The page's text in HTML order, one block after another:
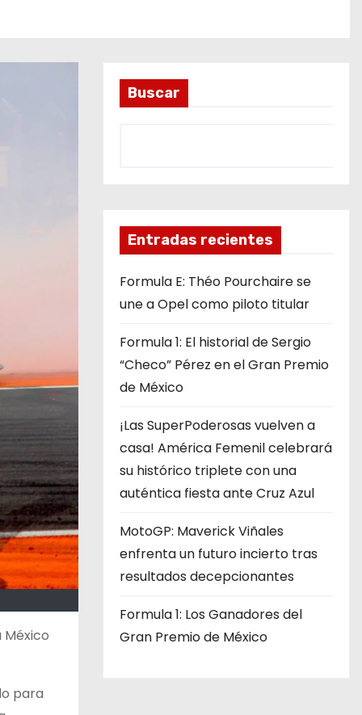
para
Buscar
Entradas recientes
Formula E: Théo Pourchaire se
une a Opel como piloto titular
Formula 1: El historial de Sergio
“Checo” Pérez en el Gran Premio
de México
¡Las SuperPoderosas vuelven a
casa! América Femenil celebrará
su histórico triplete con una
auténtica fiesta ante Cruz Azul
MotoGP: Maverick Viñales
enfrenta un futuro incierto tras
resultados decepcionantes
Formula 1: Los Ganadores del
Gran Premio de México